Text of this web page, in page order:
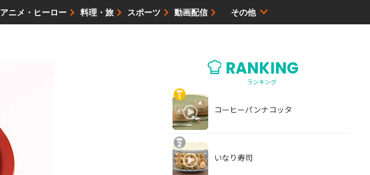
アニメ・ヒーロー 料理・旅 スポーツ 動画配信 その他
RANKING
ランキング
コーヒーパンナコッタ
いなり寿司